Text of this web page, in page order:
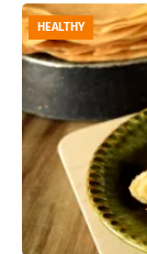
HEALTHY